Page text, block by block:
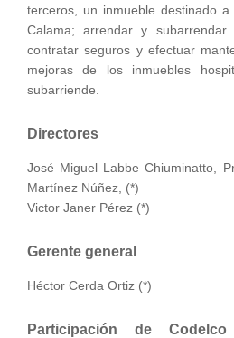
terceros, un inmueble destinado
Calama; arrendar y subarrendar
contratar seguros y efectuar
mejoras de los inmuebles
subarriende.
Directores
José Miguel Labbe Chiuminatto,
Martínez Núñez, (*)
Victor Janer Pérez (*)
Gerente general
Héctor Cerda Ortiz (*)
Participación de